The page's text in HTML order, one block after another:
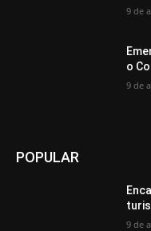
9 de
o
9 de
POPULAR
9 de